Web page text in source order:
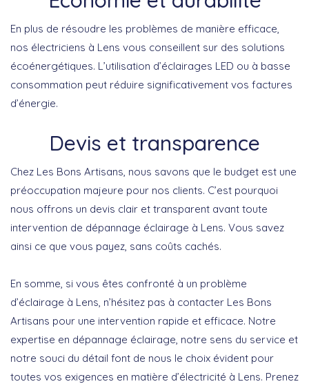
En plus de résoudre les problèmes de manière efficace,
nos électriciens à Lens vous conseillent sur des solutions
écoénergétiques. L’utilisation d’éclairages LED ou à basse
consommation peut réduire significativement vos factures
d’énergie.
Devis et transparence
Chez Les Bons Artisans, nous savons que le budget est une
préoccupation majeure pour nos clients. C’est pourquoi
nous offrons un devis clair et transparent avant toute
intervention de dépannage éclairage à Lens. Vous savez
ainsi ce que vous payez, sans coûts cachés.
En somme, si vous êtes confronté à un problème
d’éclairage à Lens, n’hésitez pas à contacter Les Bons
Artisans pour une intervention rapide et efficace. Notre
expertise en dépannage éclairage, notre sens du service et
notre souci du détail font de nous le choix évident pour
toutes vos exigences en matière d’électricité à Lens. Prenez